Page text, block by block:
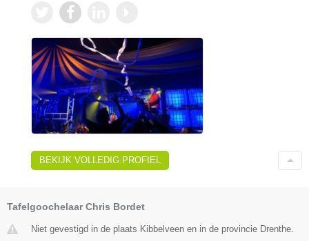
BEKIJK VOLLEDIG PROFIEL
Tafelgoochelaar Chris Bordet
Niet gevestigd in de plaats Kibbelveen en in de provincie Drenthe.